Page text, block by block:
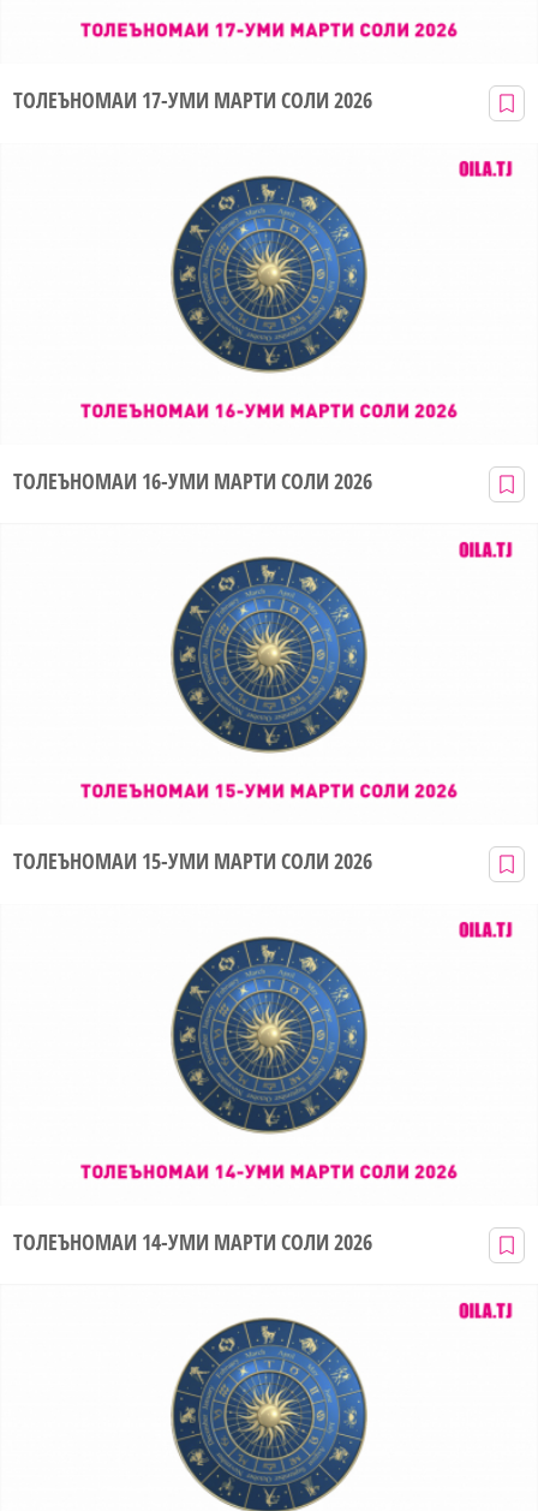
ТОЛЕЪНОМАИ 17-УМИ МАРТИ СОЛИ 2026
ТОЛЕЪНОМАИ 16-УМИ МАРТИ СОЛИ 2026
ТОЛЕЪНОМАИ 15-УМИ МАРТИ СОЛИ 2026
ТОЛЕЪНОМАИ 14-УМИ МАРТИ СОЛИ 2026